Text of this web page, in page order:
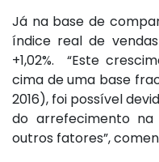
Já na base de
índice real de
+1,02%. “Este
cima de uma base
2016), foi possível
do arrefecimento
outros fatores”,